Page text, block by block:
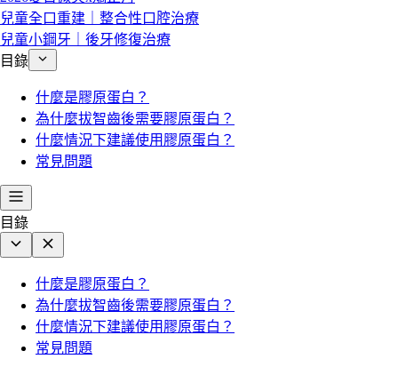
兒童全口重建｜整合性口腔治療
兒童小鋼牙｜後牙修復治療
目錄
什麼是膠原蛋白？
為什麼拔智齒後需要膠原蛋白？
什麼情況下建議使用膠原蛋白？
常見問題
目錄
什麼是膠原蛋白？
為什麼拔智齒後需要膠原蛋白？
什麼情況下建議使用膠原蛋白？
常見問題